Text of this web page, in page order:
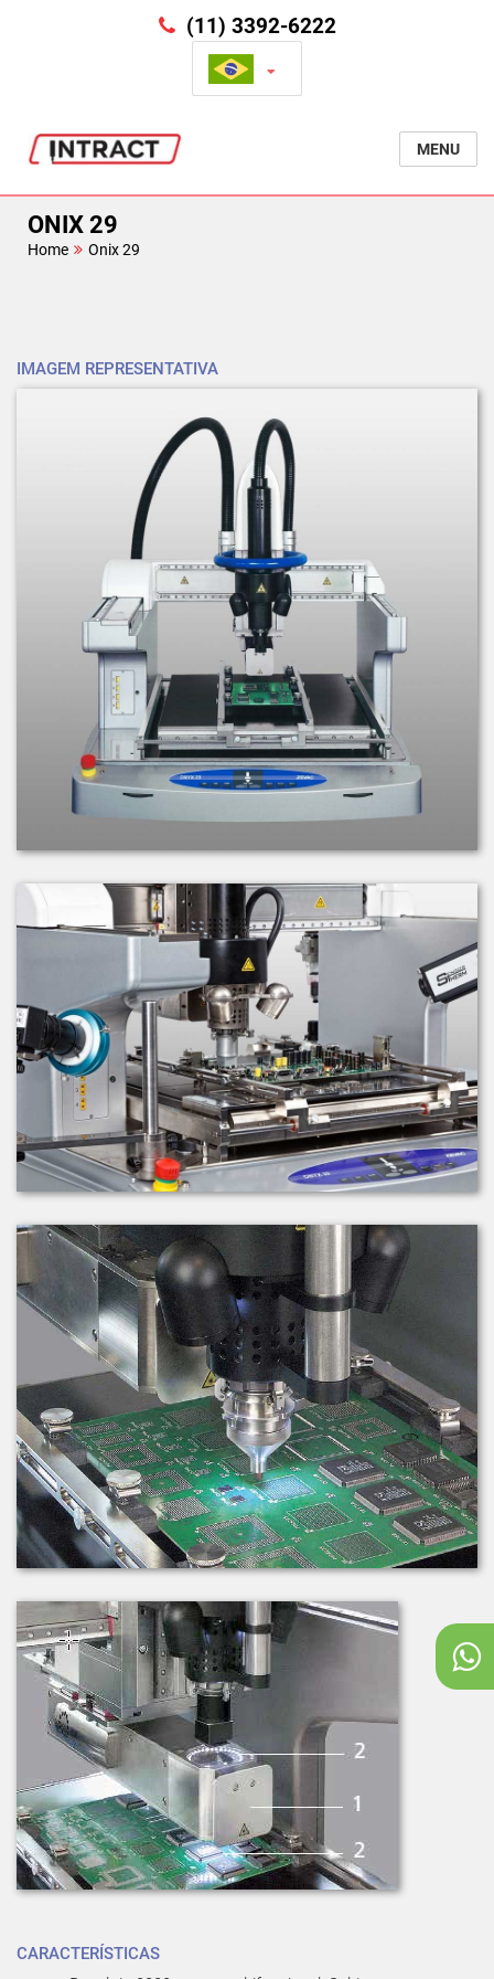
(11) 3392-6222
MENU
ONIX 29
Home Onix 29
IMAGEM REPRESENTATIVA
CARACTERÍSTICAS